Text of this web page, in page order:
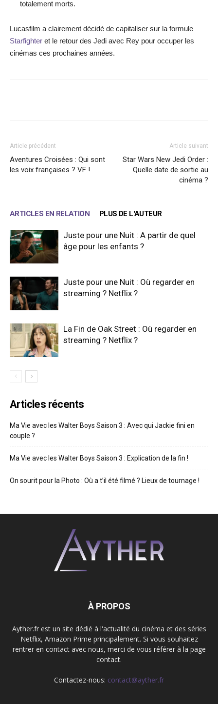
totalement morts.
Lucasfilm a clairement décidé de capitaliser sur la formule
Starfighter et le retour des Jedi avec Rey pour occuper les
cinémas ces prochaines années.
Article précédent
Aventures Croisées : Qui sont
les voix françaises ? VF !
Article suivant
Star Wars New Jedi Order :
Quelle date de sortie au
cinéma ?
ARTICLES EN RELATION PLUS DE L'AUTEUR
Juste pour une Nuit : A partir de quel
âge pour les enfants ?
Juste pour une Nuit : Où regarder en
streaming ? Netflix ?
La Fin de Oak Street : Où regarder en
streaming ? Netflix ?
Articles récents
Ma Vie avec les Walter Boys Saison 3 : Avec qui Jackie fini en
couple ?
Ma Vie avec les Walter Boys Saison 3 : Explication de la fin !
On sourit pour la Photo : Où a t’il été filmé ? Lieux de tournage !
À PROPOS
Ayther.fr est un site dédié à l'actualité du cinéma et des séries
Netflix, Amazon Prime principalement. Si vous souhaitez
rentrer en contact avec nous, merci de vous référer à la page
contact.
Contactez-nous: contact@ayther.fr